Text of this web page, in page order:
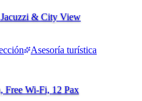
& City View
Asesoría turística
Free Wi-Fi, 12 Pax